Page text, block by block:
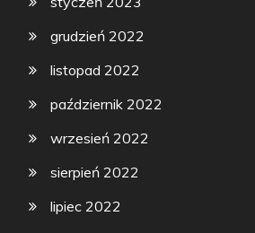
grudzień 2022
listopad 2022
październik 2022
wrzesień 2022
sierpień 2022
lipiec 2022